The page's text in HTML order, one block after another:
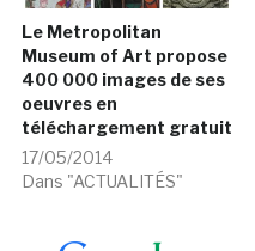
Le Metropolitan
Museum of Art propose
400 000 images de ses
oeuvres en
téléchargement gratuit
17/05/2014
Dans "ACTUALITÉS"